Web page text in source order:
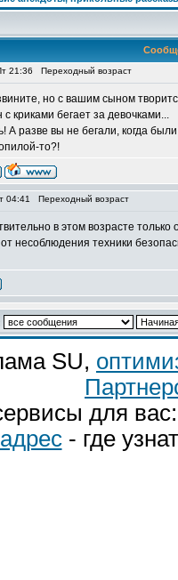
21:36 Переходный возраст
но с вашим сыном
криками бегает за девочками...
А разве вы не бегали, когда
то?!
04:41 Переходный возраст
в этом возрасте
несоблюдения техники
SU,
для
- где